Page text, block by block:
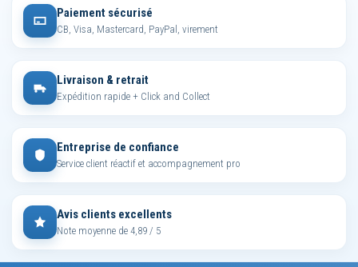
Paiement sécurisé
CB, Visa, Mastercard, PayPal, virement
Livraison & retrait
Expédition rapide + Click and Collect
Entreprise de confiance
Service client réactif et accompagnement pro
Avis clients excellents
Note moyenne de 4,89 / 5